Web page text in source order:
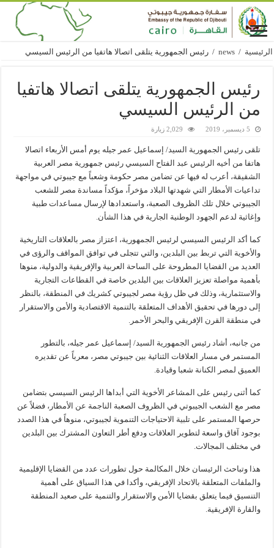
الرئيسية /
news
/ رئيس الجمهورية يتلقى اتصالا هاتفيا من الرئيس السيسي
رئيس الجمهورية يتلقى اتصالا هاتفيا
من الرئيس السيسي
5 ديسمبر، 2019 2,029 زيارة
تلقى رئيس الجمهورية السيد/ إسماعيل عمر جيله يوم أمس الأربعاء اتصالا
هاتفا من أخيه الرئيس عبد الفتاح السيسي رئيس جمهورية مصر العربية
الشقيقة، أعرب له فيها عن تضامن مصر حكومة وشعباً مع جيبوتي في مواجهة
تداعيات الأمطار التي شهدتها البلاد مؤخراً، مؤكداً مساندة مصر للشعب
الجيبوتي خلال تلك الظروف الصعبة، واستعدادها لإرسال مساعدات طبية
وإغاثية لدعم الجهود الوطنية الجارية في هذا الشأن.
كما أكد الرئيس السيسي لرئيس الجمهورية، اعتزاز مصر بالعلاقات التاريخية
والأخوية التي تربط بين البلدين، والتي تتجلى في توافق المواقف والرؤى في
العديد من القضايا المطروحة على الساحة العربية والإفريقية والدولية، منوها
بأهمية مواصلة تعزيز العلاقات بين البلدين خاصة في القطاعات التجارية
والاستثمارية، وذلك في ظل رؤية مصر لجيبوتي كشريك في المنطقة، بالنظر
إلى دورها في تحقيق الأهداف المتعلقة بالتنمية الاقتصادية والأمن والاستقرار
في منطقة القرن الإفريقي والبحر الأحمر.
من جانبه، أشاد رئيس الجمهورية السيد/ إسماعيل عمر جيله، بالتطور
المستمر في مسار العلاقات الثنائية بين جيبوتي مصر، معرباً عن تقديره
العميق لمصر الكنانة شعبا وقيادة.
كما أثنى رئيس على المشاعر الأخوية التي أبداها الرئيس السيسي بتضامن
مصر مع الشعب الجيبوتي في الظروف الصعبة الناجمة عن الأمطار، فضلاً عن
حرصها المستمر على تلبية الاحتياجات التنموية لجيبوتي، منوهاً في هذا الصدد
بوجود آفاق واسعة لتطوير العلاقات ودفع أطر التعاون المشترك بين البلدين
في مختلف المجالات.
هذا وتباحث الرئيسان خلال المكالمة حول تطورات عدد من القضايا الإقليمية
والملفات المتعلقة بالاتحاد الإفريقي، وأكدا في هذا السياق على أهمية
التنسيق فيما يتعلق بقضايا الأمن والاستقرار والتنمية على صعيد المنطقة
والقارة الإفريقية.